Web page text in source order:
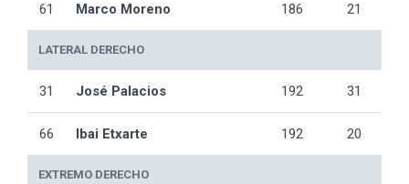
61 Marco Moreno 186 21
LATERAL DERECHO
31 José Palacios 192 31
66 Ibai Etxarte 192 20
EXTREMO DERECHO